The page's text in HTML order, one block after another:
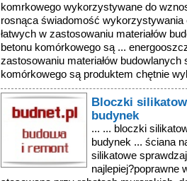
komrkowego wykorzystywane do
rosnąca świadomość
łatwych w zastosowaniu materiałów
betonu komórkowego są ...
zastosowaniu materiałów
komórkowego są produktem chętnie
Bloczki
budynek
... ... bloczki
budynek ... ściana
silikatowe
najlepiej?poprawne